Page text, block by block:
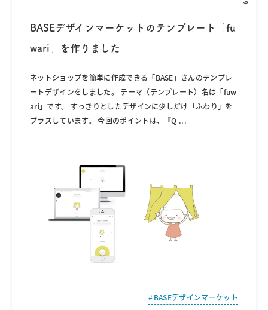
BASEデザインマーケットのテンプレート「fu
wari」を作りました
ネットショップを簡単に作成できる「BASE」さんのテンプレ
ートデザインをしました。 テーマ（テンプレート）名は「fuw
ari」です。 すっきりとしたデザインに少しだけ「ふわり」を
プラスしています。 今回のポイントは、『Q ...
BASEデザインマーケット